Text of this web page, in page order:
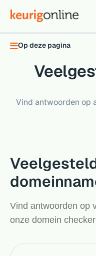
Hosting & servers
Registreer je domein
Ontdek
Blog & tools
Je mail bekijken in
Vind antwoorden op
Op deze pagina
Vind antwoorden op
onze domein